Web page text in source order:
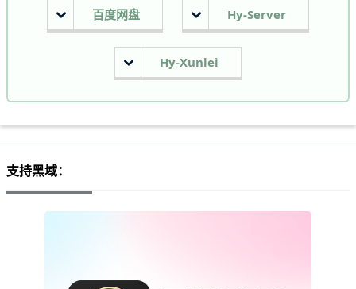
百度网盘 Hy-Server
Hy-Xunlei
支持黑域：